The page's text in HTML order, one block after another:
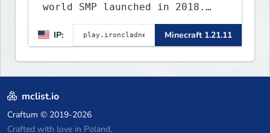
world SMP launched in 2018.
functioning spawn cities with
no spawned in items or cheats.
IP: Minecraft 1.21.11
mclist.io
Craftum © 2019-2026
Crafted with love in Poland,